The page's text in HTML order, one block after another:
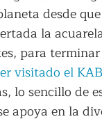
desde
la
para
visitado el
lo sencillo de
apoya en la